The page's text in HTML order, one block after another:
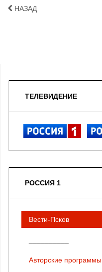
НАЗАД
ТЕЛЕВИДЕНИЕ
РОССИЯ 1
Вести-Псков
Авторские программы